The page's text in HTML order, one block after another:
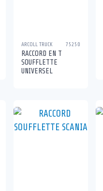
ARCOLL TRUCK 75250
RACCORD EN T
SOUFFLETTE
UNIVERSEL